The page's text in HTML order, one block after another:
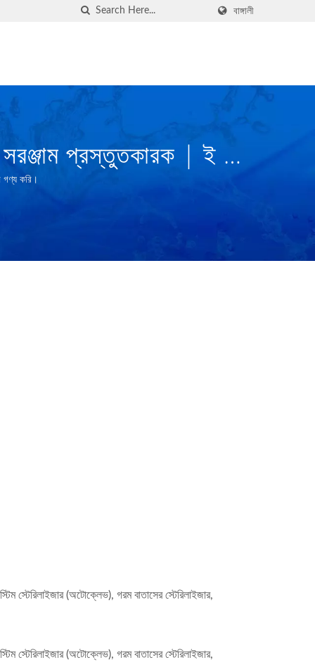
বাঙ্গালী
সরঞ্জাম প্রস্তুতকারক | ই চুং
গণ্য করি।
স্টেরিলাইজার (অটোক্লেভ), গরম বাতাসের স্টেরিলাইজার,
স্টেরিলাইজার (অটোক্লেভ), গরম বাতাসের স্টেরিলাইজার,